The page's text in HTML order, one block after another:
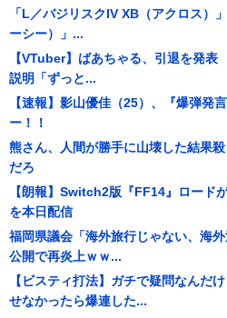
「L／バジリスクIV XB（アクロス）
ーシー）」...
【VTuber】ばあちゃる、引退を発
説明「ずっと...
【速報】影山優佳（25）、『爆弾発
ー！！
熊さん、人間が勝手に山壊した結果
だろ
【朗報】Switch2版『FF14』ロード
を本日配信
福岡県議会「海外旅行じゃない、海
公開で再炎上ｗｗ...
【ビスティ打法】ガチで疑問なんだ
せなかったら爆連した...